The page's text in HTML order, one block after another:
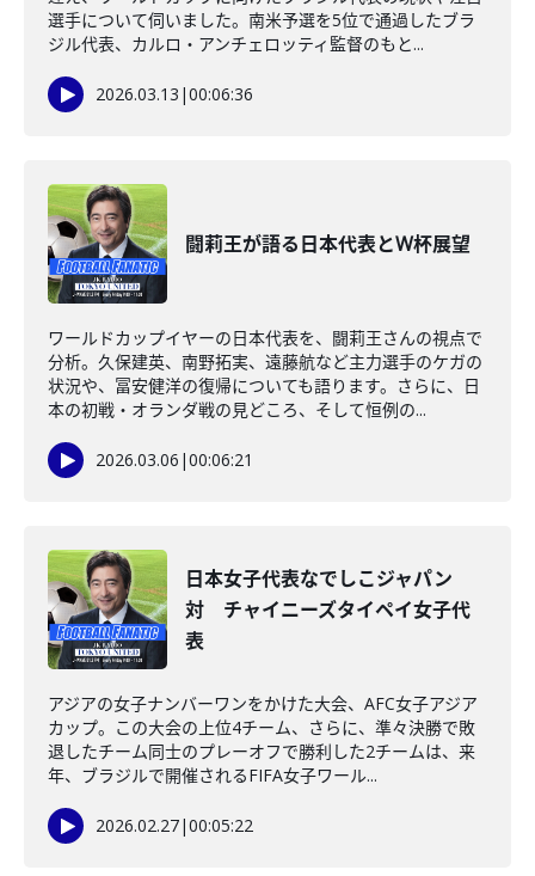
選手について伺いました。南米予選を5位で通過したブラ
ジル代表、カルロ・アンチェロッティ監督のもと...
2026.03.13 |00:06:36
闘莉王が語る日本代表とW杯展望
ワールドカップイヤーの日本代表を、闘莉王さんの視点で
分析。久保建英、南野拓実、遠藤航など主力選手のケガの
状況や、冨安健洋の復帰についても語ります。さらに、日
本の初戦・オランダ戦の見どころ、そして恒例の...
2026.03.06 |00:06:21
日本女子代表なでしこジャパン
対 チャイニーズタイペイ女子代
表
アジアの女子ナンバーワンをかけた大会、AFC女子アジア
カップ。この大会の上位4チーム、さらに、準々決勝で敗
退したチーム同士のプレーオフで勝利した2チームは、来
年、ブラジルで開催されるFIFA女子ワール...
2026.02.27|00:05:22